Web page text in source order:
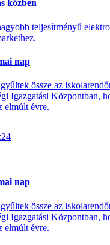
közben
teljesítményű
nap
össze az
Igazgatási Központban,
elmúlt évre.
nap
össze az
Igazgatási Központban,
elmúlt évre.